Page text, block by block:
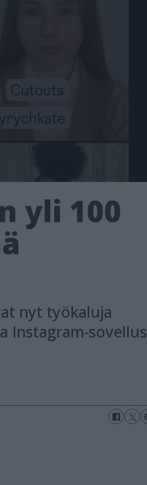
yli 100
nyt työkaluja
Instagram-sovellus